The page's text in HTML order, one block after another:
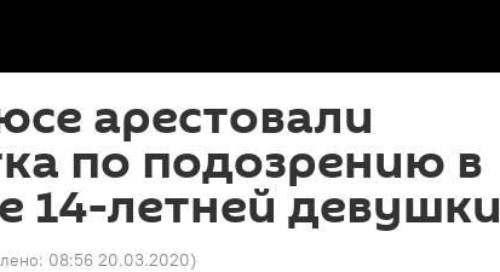
арестовали
по подозрению в
14-летней девушки
08:56 20.03.2020)